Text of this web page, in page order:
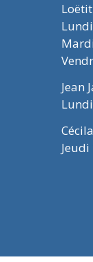
Jean